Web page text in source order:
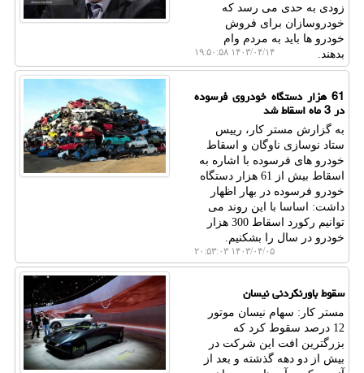
زودی به حدی می رسد که
خودروسازان برای فروش
خودرو ها باید به مردم وام
بدهند.
۱۴۰۳/۰۴/۱۴ ۱۹:۵۰:۵۸
61 هزار دستگاه خودروی فرسوده
در 3 ماه اسقاط شد
به گزارش مستر کار، رییس
ستاد نوسازی ناوگان و اسقاط
خودرو های فرسوده با اشاره به
اسقاط بیش از 61 هزار دستگاه
خودرو فرسوده در بهار اظهار
داشت: اساسا با این روند می
توانیم رکورد اسقاط 300 هزار
خودرو در سال را بشکنیم.
۱۴۰۳/۰۴/۰۵ ۲۰:۵۳:۰۳
سقوط باورنکردنی نیسان
مستر کار: سهام نیسان موتور
12 درصد سقوط کرد که
بزرگترین افت این شرکت در
بیش از دو دهه گذشته و بعد از